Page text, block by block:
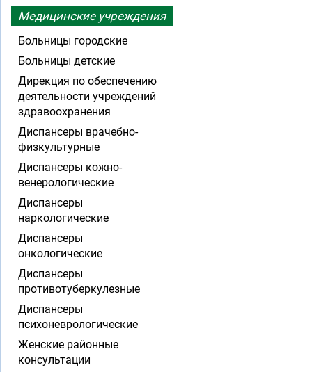
Медицинские учреждения
Больницы городские
Больницы детские
Дирекция по обеспечению
деятельности учреждений
здравоохранения
Диспансеры врачебно-
физкультурные
Диспансеры кожно-
венерологические
Диспансеры
наркологические
Диспансеры
онкологические
Диспансеры
противотуберкулезные
Диспансеры
психоневрологические
Женские районные
консультации